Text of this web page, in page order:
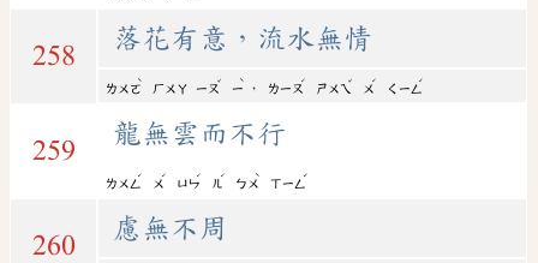
258
落花有意，流水無情
ㄌㄨㄛ
ˋ
ㄏㄨㄚ ㄧㄡ
ˇ
ㄧ
ˋ
， ㄌㄧㄡ
ˊ
ㄕㄨㄟ
ˇ
ㄨ
ˊ
ㄑㄧㄥ
ˊ
259
龍無雲而不行
ㄌㄨㄥ
ˊ
ㄨ
ˊ
ㄩㄣ
ˊ
ㄦ
ˊ
ㄅㄨ
ˋ
ㄒㄧㄥ
ˊ
260
慮無不周